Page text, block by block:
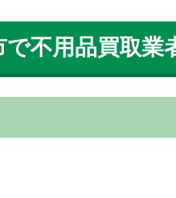
で不用品買取